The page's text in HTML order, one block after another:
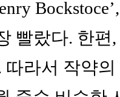
빨랐다. 한편,
라서 작약